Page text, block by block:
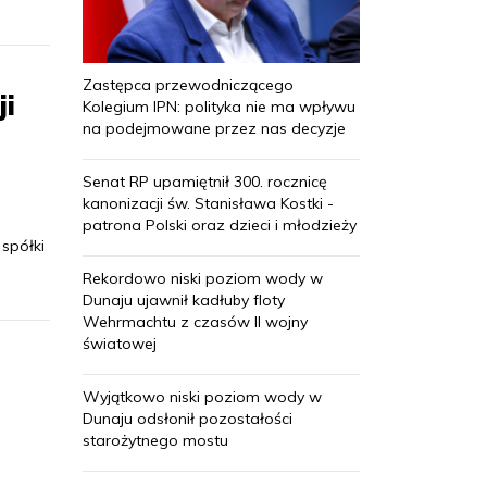
Zastępca przewodniczącego
Kolegium IPN: polityka nie ma wpływu
na podejmowane przez nas decyzje
Senat RP upamiętnił 300. rocznicę
kanonizacji św. Stanisława Kostki -
patrona Polski oraz dzieci i młodzieży
Rekordowo niski poziom wody w
Dunaju ujawnił kadłuby floty
Wehrmachtu z czasów II wojny
światowej
Wyjątkowo niski poziom wody w
Dunaju odsłonił pozostałości
starożytnego mostu